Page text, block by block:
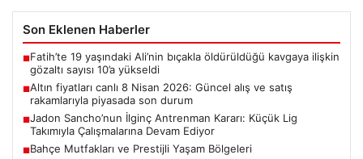
Son Eklenen Haberler
■Fatih’te 19 yaşındaki Ali’nin bıçakla öldürüldüğü kavgaya ilişkin
gözaltı sayısı 10’a yükseldi
■Altın fiyatları canlı 8 Nisan 2026: Güncel alış ve satış
rakamlarıyla piyasada son durum
■Jadon Sancho’nun İlginç Antrenman Kararı: Küçük Lig
Takımıyla Çalışmalarına Devam Ediyor
■Bahçe Mutfakları ve Prestijli Yaşam Bölgeleri